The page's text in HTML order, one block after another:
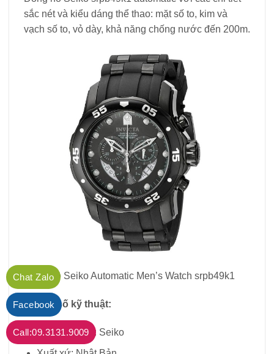
sắc nét và kiểu dáng thể thao: mặt số to, kim và
vạch số to, vỏ dày, khả năng chống nước đến 200m.
Đồng hồ Seiko Automatic Men’s Watch srpb49k1
Thông số kỹ thuật:
Nhà sản xuất: Seiko
Chat Zalo
Facebook
Call:09.3131.9009